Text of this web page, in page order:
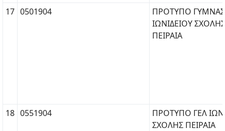
17 0501904
ΠΡΟΤΥΠΟ
ΙΩΝΙΔΕΙΟΥ ΣΧΟΛΗΣ
ΠΕΙΡΑΙΑ
18 0551904
ΠΡΟΤΥΠΟ ΓΕΛ
ΣΧΟΛΗΣ ΠΕΙΡΑΙΑ